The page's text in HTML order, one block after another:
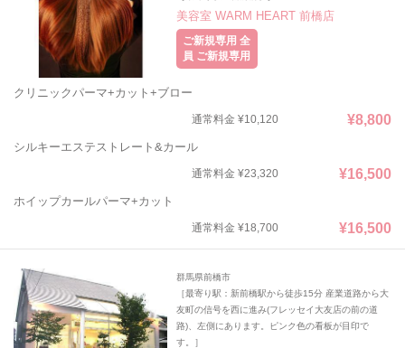
美容室 WARM HEART 前橋店
ご新規専用 全
員 ご新規専用
クリニックパーマ+カット+ブロー
通常料金 ¥10,120 ¥8,800
シルキーエステストレート&カール
通常料金 ¥23,320 ¥16,500
ホイップカールパーマ+カット
通常料金 ¥18,700 ¥16,500
群馬県前橋市
［最寄り駅：新前橋駅から徒歩15分 産業道路から大
友町の信号を西に進み(フレッセイ大友店の前の道
路)、左側にあります。ピンク色の看板が目印で
す。］